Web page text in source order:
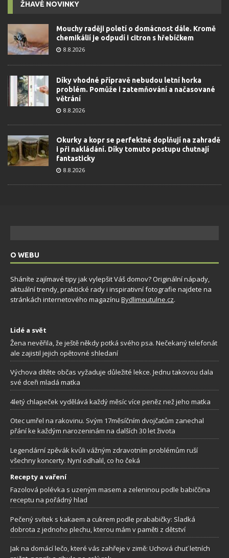
ŽHAVÉ NOVINKY
Mouchy raději poletí o domácnost dále. Kromě
chemikálií je odpudí i citron s hřebíčkem
8.8.2026
Díky vhodné přípravě nebudou letní horka
problém. Pomůže i zatemňování a načasované
větrání
8.8.2026
Okurky a kopr se perfektně doplňují na zahradě
i při nakládání. Díky tomuto postupu chutnají
fantasticky
8.8.2026
O WEBU
Sháníte zajímavé tipy jak vylepšit Váš domov? Originální nápady,
aktuální trendy, praktické rady i inspirativní fotografie najdete na
stránkách internetového magazínu Bydlimeutulne.cz.
Lidé a svět
Žena nevěřila, že ještě někdy potká svého psa. Nečekaný telefonát
ale zajistil jejich opětovné shledaní
Výchova dítěte občas vyžaduje důležité lekce. Jednu takovou dala
své dceři mladá matka
4letý chlapeček vydělává každý měsíc více peněz než jeho matka
Otec umřel na rakovinu. Svým 17měsíčním dvojčatům zanechal
přání ke každým narozeninám na dalších 30 let života
Legendární zpěvák kvůli vážným zdravotním problémům ruší
všechny koncerty. Nyní odhalil, co ho čeká
Recepty a vaření
Fazolová polévka s uzeným masem a zeleninou podle babiččina
receptu na pořádný hlad
Pečený svítek s kakaem a cukrem podle prababičky: Sladká
dobrota z jednoho plechu, kterou mám v paměti z dětství
Jak na domácí lečo, které vás zahřeje v zimě: Uchová chuť letních